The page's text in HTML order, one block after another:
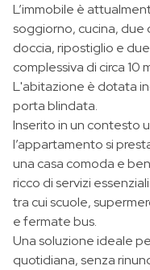
L’immobile è
soggiorno, cucina,
doccia, ripostiglio e
complessiva di circa 10
L'abitazione è dotata
porta blindata.
Inserito in un contesto
l’appartamento si
una casa comoda e
ricco di servizi
tra cui scuole,
e fermate bus.
Una soluzione ideale
quotidiana, senza